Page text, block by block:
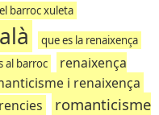
barroc xuleta
que es la renaixença
al barroc
renaixença
i renaixença
romanticisme